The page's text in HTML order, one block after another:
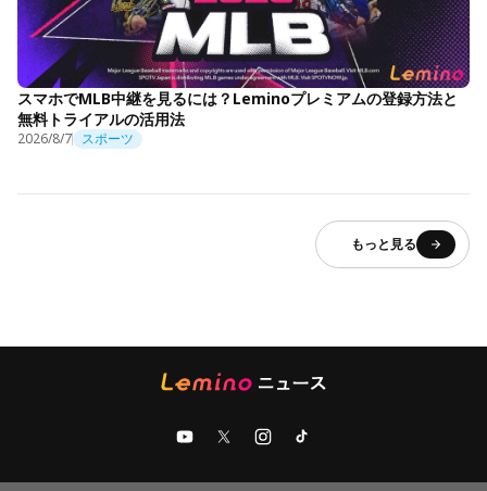
スマホでMLB中継を見るには？Leminoプレミアムの登録方法と
無料トライアルの活用法
2026/8/7 スポーツ
もっと見る